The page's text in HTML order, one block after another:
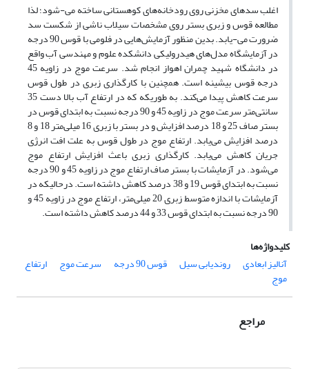
اغلب سدهای مخزنی روی رودخانه‌های کوهستانی ساخته می-شود؛ لذا
مطالعه قوس و زبری بستر روی مشخصات سیلاب ناشی از شکست سد
ضرورت می-یابد. بدین منظور آزمایش‌هایی در فلومی با قوس 90 درجه
در آزمایشگاه مدل‌های هیدرولیکی دانشکده علوم و مهندسی آب واقع
در دانشگاه شهید چمران اهواز انجام شد. سرعت موج در زاویه 45
درجه قوس بیشینه است. همچنین با کارگذاری زبری در طول قوس
سرعت کاهش پیدا می‌کند. به طوریکه که در ارتفاع آب بالا دست 35
سانتی‌متر سرعت موج در زاویه 45 و 90 درجه نسبت به ابتدای قوس در
بستر صاف 25 و 18 درصد افزایش و در بستر با زبری 16 میلی‌متر 18 و 8
درصد افزایش می‌یابد. ارتفاع موج در طول قوس به علت افت انرژی
جریان کاهش می‌یابد. کارگذاری زبری باعث افزایش ارتفاع موج
می‌شود. در آزمایشات با بستر صاف ارتفاع موج در زاویه 45 و 90 درجه
نسبت به ابتدای قوس 19 و 38 درصد کاهش داشته است. درحالیکه در
آزمایشات با اندازه متوسط زبری 20 میلی‌متر، ارتفاع موج در زاویه 45 و
90 درجه نسبت به ابتدای قوس 33 و 44 درصد کاهش داشته است.
کلیدواژه‌ها
آنالیز ابعادی
روندیابی سیل قوس 90 درجه سرعت موج ارتفاع
موج
مراجع